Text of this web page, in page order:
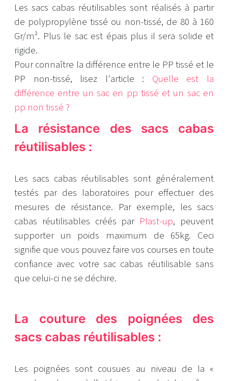
Les sacs cabas réutilisables sont réalisés à partir
de polypropylène tissé ou non-tissé, de 80 à 160
Gr/m². Plus le sac est épais plus il sera solide et
rigide.
Pour connaître la différence entre le PP tissé et le
PP non-tissé, lisez l'article : Quelle est la
différence entre un sac en pp tissé et un sac en
pp non tissé ?
La résistance des sacs cabas
réutilisables :
Les sacs cabas réutilisables sont généralement
testés par des laboratoires pour effectuer des
mesures de résistance. Par exemple, les sacs
cabas réutilisables créés par Plast-up, peuvent
supporter un poids maximum de 65kg. Ceci
signifie que vous pouvez faire vos courses en toute
confiance avec votre sac cabas réutilisable sans
que celui-ci ne se déchire.
La couture des poignées des
sacs cabas réutilisables :
Les poignées sont cousues au niveau de la «